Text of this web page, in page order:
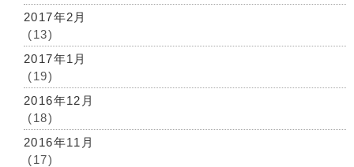
2017年2月
(13)
2017年1月
(19)
2016年12月
(18)
2016年11月
(17)